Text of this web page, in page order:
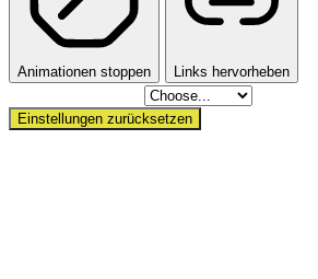
Animationen stoppen Links hervorheben
Einstellungen zurücksetzen